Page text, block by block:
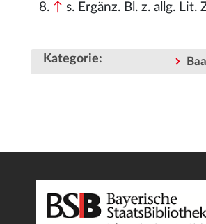
↑ s. Ergänz. Bl. z. allg.
Kategorie: